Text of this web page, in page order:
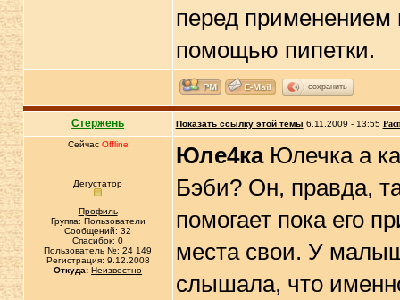
перед применением
помощью пипетки.
сохранить
Стержень Показать ссылку этой темы 6.11.2009 - 13:55
Сейчас Offline
Дегустатор
Профиль
Группа: Пользователи
Сообщений: 32
Спасибок: 0
Пользователь №: 24 149
Регистрация: 9.12.2008
Откуда: Неизвестно
Юле4каЮлечка а
Бэби? Он, правда,
помогает пока его
места свои. У
слышала, что